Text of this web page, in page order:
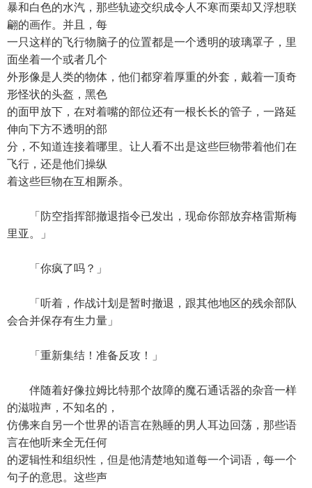
暴和白色的水汽，那些轨迹交织成令人不寒而栗却又浮想联
翩的画作。并且，每
一只这样的飞行物脑子的位置都是一个透明的玻璃罩子，里
面坐着一个或者几个
外形像是人类的物体，他们都穿着厚重的外套，戴着一顶奇
形怪状的头盔，黑色
的面甲放下，在对着嘴的部位还有一根长长的管子，一路延
伸向下方不透明的部
分，不知道连接着哪里。让人看不出是这些巨物带着他们在
飞行，还是他们操纵
着这些巨物在互相厮杀。
「防空指挥部撤退指令已发出，现命你部放弃格雷斯梅
里亚。」
「你疯了吗？」
「听着，作战计划是暂时撤退，跟其他地区的残余部队
会合并保存有生力量」
「重新集结！准备反攻！」
伴随着好像拉姆比特那个故障的魔石通话器的杂音一样
的滋啦声，不知名的，
仿佛来自另一个世界的语言在熟睡的男人耳边回荡，那些语
言在他听来全无任何
的逻辑性和组织性，但是他清楚地知道每一个词语，每一个
句子的意思。这些声